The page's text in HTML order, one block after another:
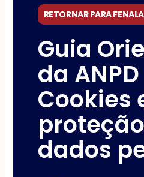
RETORNAR PARA
Guia
da
Cookies
dados